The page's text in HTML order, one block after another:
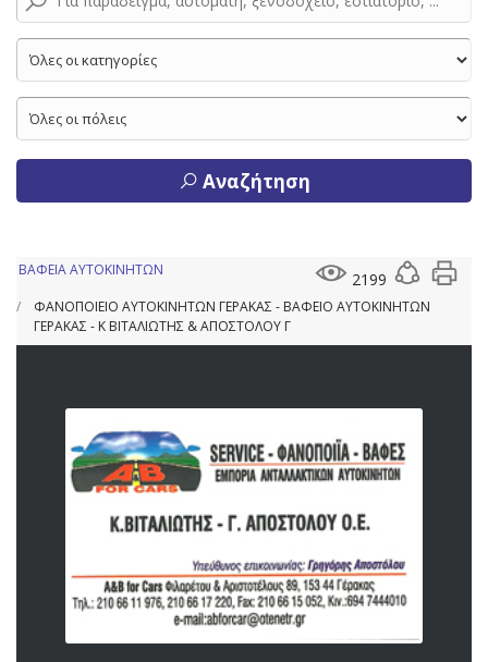
Αναζήτηση
2199
ΒΑΦΕΙΑ ΑΥΤΟΚΙΝΗΤΩΝ
ΦΑΝΟΠΟΙΕΙΟ ΑΥΤΟΚΙΝΗΤΩΝ ΓΕΡΑΚΑΣ - ΒΑΦΕΙΟ ΑΥΤΟΚΙΝΗΤΩΝ
ΓΕΡΑΚΑΣ - Κ ΒΙΤΑΛΙΩΤΗΣ & ΑΠΟΣΤΟΛΟΥ Γ